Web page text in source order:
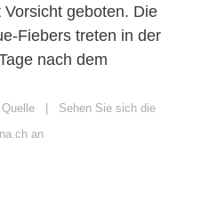
geboten. Die
Fiebers treten in der
nach dem
| Sehen Sie sich die
an